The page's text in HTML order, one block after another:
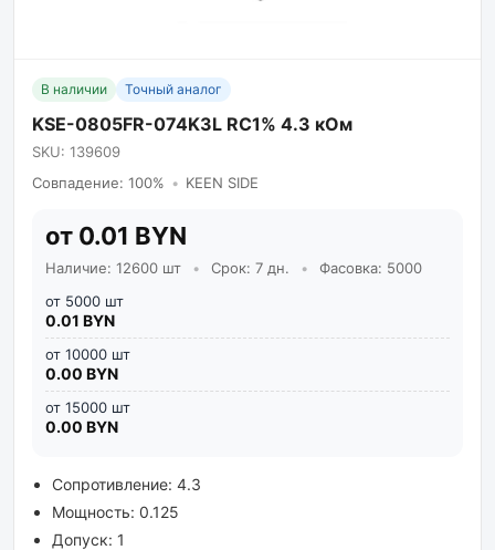
В наличии Точный аналог
KSE-0805FR-074K3L RC1% 4.3 кОм
SKU: 139609
Совпадение: 100% • KEEN SIDE
от 0.01 BYN
Наличие: 12600 шт • Срок: 7 дн. •
Фасовка: 5000
от 5000 шт
0.01 BYN
от 10000 шт
0.00 BYN
от 15000 шт
0.00 BYN
Сопротивление: 4.3
Мощность: 0.125
Допуск: 1